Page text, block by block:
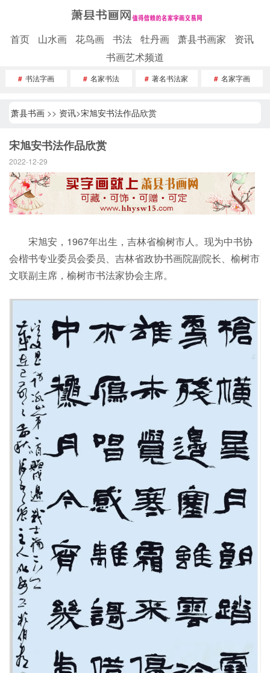
首页 山水画 花鸟画 书法 牡丹画 萧县书画家
资讯
书画艺术频道
# 书法字画 # 名家书法 # 著名书法家 # 名家字画
萧县书画>> 资讯>宋旭安书法作品欣赏
宋旭安书法作品欣赏
2022-12-29
宋旭安，1967年出生，吉林省榆树市人。现为中书协
会楷书专业委员会委员、吉林省政协书画院副院长、榆树市
文联副主席，榆树市书法家协会主席。